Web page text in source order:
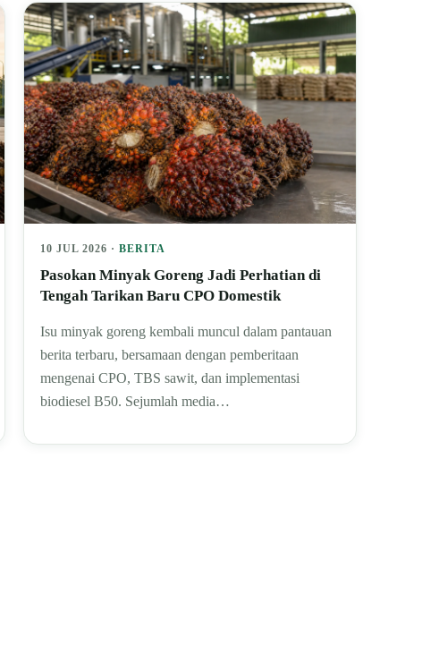
10 JUL 2026 · BERITA
Pasokan Minyak Goreng Jadi Perhatian di
Tengah Tarikan Baru CPO Domestik
Isu minyak goreng kembali muncul dalam pantauan
berita terbaru, bersamaan dengan pemberitaan
mengenai CPO, TBS sawit, dan implementasi
biodiesel B50. Sejumlah media…